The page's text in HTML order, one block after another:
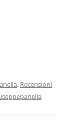
, Recensioni